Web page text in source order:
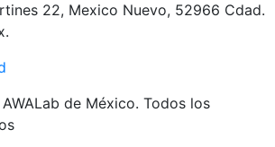
22, Mexico Nuevo, 52966 Cdad.
de México. Todos los